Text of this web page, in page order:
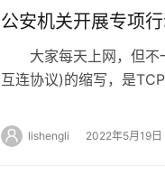
公安机关开展专项
大家每天上网，但不
互连协议)的缩写，是
lishengli 2022年5月19日